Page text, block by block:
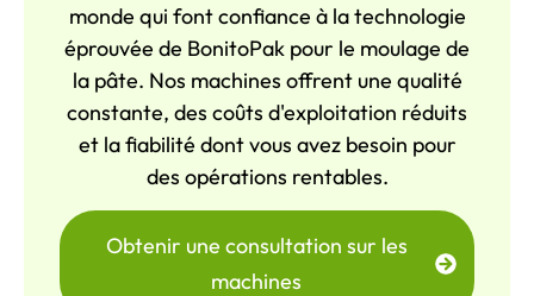
monde qui font confiance à la technologie
éprouvée de BonitoPak pour le moulage de
la pâte. Nos machines offrent une qualité
constante, des coûts d'exploitation réduits
et la fiabilité dont vous avez besoin pour
des opérations rentables.
Obtenir une consultation sur les
machines